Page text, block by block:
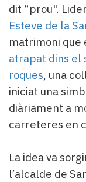
llegit...
Editorial
dit “prou".
Esteve de la
matrimoni que
atrapat dins el
roques, una
iniciat una
diàriament a
carreteres en
La idea va
l’alcalde de